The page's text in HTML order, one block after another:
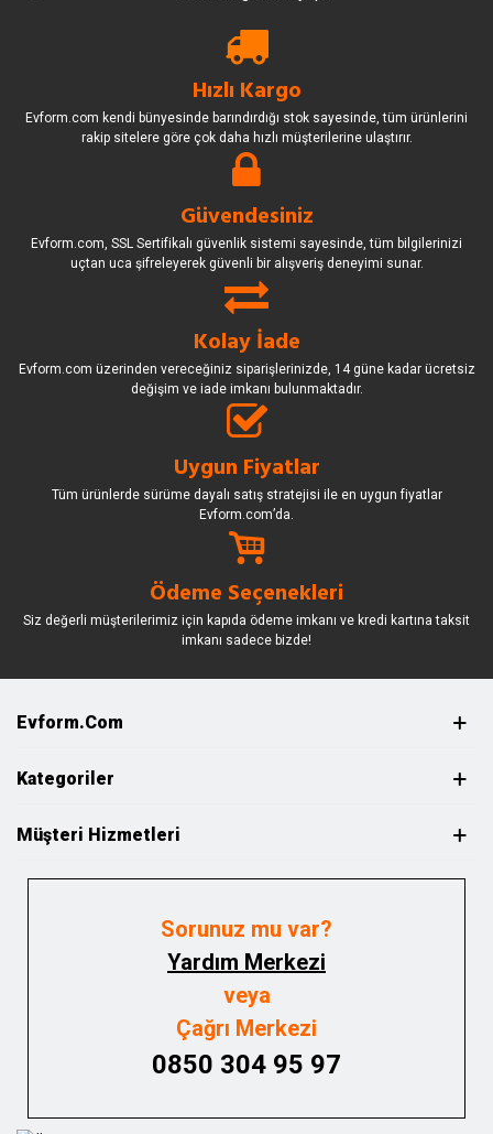
Hızlı Kargo
Evform.com kendi bünyesinde barındırdığı stok sayesinde, tüm ürünlerini
rakip sitelere göre çok daha hızlı müşterilerine ulaştırır.
Güvendesiniz
Evform.com, SSL Sertifikalı güvenlik sistemi sayesinde, tüm bilgilerinizi
uçtan uca şifreleyerek güvenli bir alışveriş deneyimi sunar.
Kolay İade
Evform.com üzerinden vereceğiniz siparişlerinizde, 14 güne kadar ücretsiz
değişim ve iade imkanı bulunmaktadır.
Uygun Fiyatlar
Tüm ürünlerde sürüme dayalı satış stratejisi ile en uygun fiyatlar
Evform.com’da.
Ödeme Seçenekleri
Siz değerli müşterilerimiz için kapıda ödeme imkanı ve kredi kartına taksit
imkanı sadece bizde!
Evform.com
Kategoriler
Müşteri Hizmetleri
Sorunuz mu var?
Yardım Merkezi
veya
Çağrı Merkezi
0850 304 95 97